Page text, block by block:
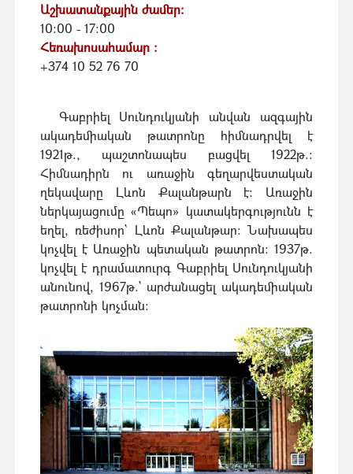
Աշխատանքային ժամեր:
10:00 - 17:00
Հեռախոսահամար :
+374 10 52 76 70
Գաբրիել Սունդուկյանի անվան ազգային
ակադեմիական թատրոնը հիմնադրվել է
1921թ., պաշտոնապես բացվել 1922թ.:
Հիմնադիրն ու առաջին գեղարվեստական
ղեկավարը Լևոն Քալանթարն է: Առաջին
ներկայացումը «Պեպո» կատակերգությունն է
եղել, ռեժիսոր` Լևոն Քալանթար: Նախապես
կոչվել է Առաջին պետական թատրոն: 1937թ.
կոչվել է դրամատուրգ Գաբրիել Սունդուկյանի
անունով, 1967թ.` արժանացել ակադեմիական
թատրոնի կոչման: